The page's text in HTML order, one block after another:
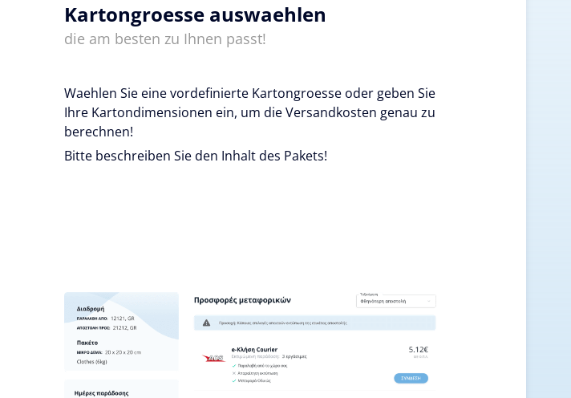
Kartongroesse auswaehlen
die am besten zu Ihnen passt!
Waehlen Sie eine vordefinierte Kartongroesse oder geben Sie
Ihre Kartondimensionen ein, um die Versandkosten genau zu
berechnen!
Bitte beschreiben Sie den Inhalt des Pakets!